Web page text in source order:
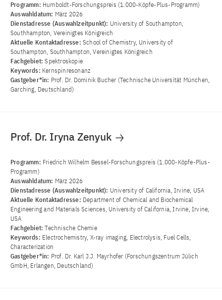
Programm: Humboldt-Forschungspreis (1.000-Köpfe-Plus-Programm)
Auswahldatum: März 2026
Dienstadresse (Auswahlzeitpunkt): University of Southampton,
Southhampton, Vereinigtes Königreich
Aktuelle Kontaktadresse: School of Chemistry, University of
Southampton, Southhampton, Vereinigtes Königreich
Fachgebiet:Spektroskopie
Keywords: Kernspinresonanz
Gastgeber*in: Prof. Dr. Dominik Bucher (Technische Universität München,
Garching, Deutschland)
Prof. Dr. Iryna Zenyuk
Programm: Friedrich Wilhelm Bessel-Forschungspreis (1.000-Köpfe-Plus-
Programm)
Auswahldatum: März 2026
Dienstadresse (Auswahlzeitpunkt): University of California, Irvine, USA
Aktuelle Kontaktadresse: Department of Chemical and Biochemical
Engineering and Materials Sciences, University of California, Irvine, Irvine,
USA
Fachgebiet:Technische Chemie
Keywords: Electrochemistry, X-ray imaging, Electrolysis, Fuel Cells,
Characterization
Gastgeber*in: Prof. Dr. Karl J.J. Mayrhofer (Forschungszentrum Jülich
GmbH, Erlangen, Deutschland)